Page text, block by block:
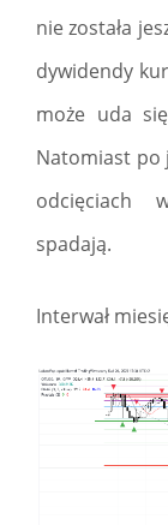
nie została
dywidendy
może uda
Natomiast po
odcięciach
spadają.
Interwał